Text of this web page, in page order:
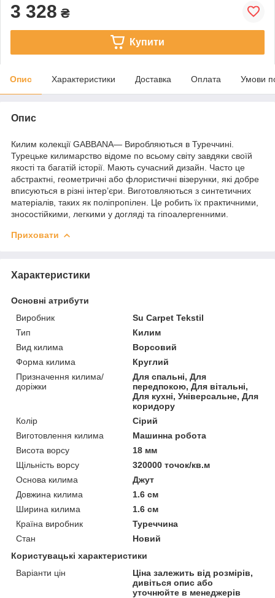
3 328 ₴
Купити
Опис Характеристики Доставка Оплата Умови
Опис
Килим колекції GABBANA— Виробляються в Туреччині.
Турецьке килимарство відоме по всьому світу завдяки своїй
якості та багатій історії. Мають сучасний дизайн. Часто це
абстрактні, геометричні або флористичні візерунки, які добре
вписуються в різні інтер’єри. Виготовляються з синтетичних
матеріалів, таких як поліпропілен. Це робить їх практичними,
зносостійкими, легкими у догляді та гіпоалергенними.
Приховати
Характеристики
Основні атрибути
Виробник
Su Carpet Tekstil
Тип
Килим
Вид килима
Ворсовий
Форма килима
Круглий
Призначення килима/
доріжки
Для спальні, Для
передпокою, Для вітальні,
Для кухні, Універсальне, Для
коридору
Колір
Сірий
Виготовлення килима
Машинна робота
Висота ворсу
18 мм
Щільність ворсу
320000 точок/кв.м
Основа килима
Джут
Довжина килима
1.6 см
Ширина килима
1.6 см
Країна виробник
Туреччина
Стан
Новий
Користувацькі характеристики
Варіанти цін
Ціна залежить від розмірів,
дивіться опис або
уточнюйте в менеджерів